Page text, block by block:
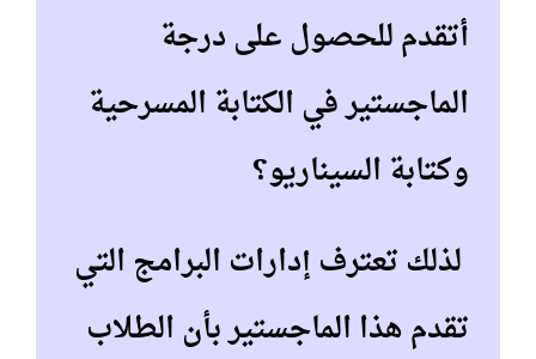
أتقدم للحصول على درجة
الماجستير في الكتابة المسرحية
وكتابة السيناريو؟
لذلك تعترف إدارات البرامج التي
تقدم هذا الماجستير بأن الطلاب